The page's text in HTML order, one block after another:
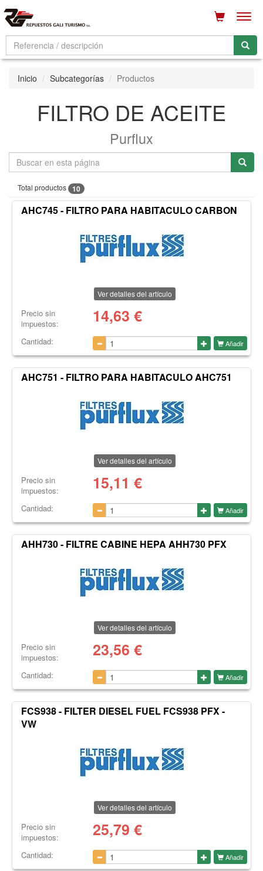
Inicio Subcategorías Productos
FILTRO DE ACEITE
Purflux
Total productos 10
AHC745 - FILTRO PARA HABITACULO CARBON
Ver detalles del artículo
Precio sin
impuestos:
14,63 €
Cantidad: Añadir
AHC751 - FILTRO PARA HABITACULO AHC751
Ver detalles del artículo
Precio sin
impuestos:
15,11 €
Cantidad: Añadir
AHH730 - FILTRE CABINE HEPA AHH730 PFX
Ver detalles del artículo
Precio sin
impuestos:
23,56 €
Cantidad: Añadir
FCS938 - FILTER DIESEL FUEL FCS938 PFX -
VW
Ver detalles del artículo
Precio sin
impuestos:
25,79 €
Cantidad: Añadir